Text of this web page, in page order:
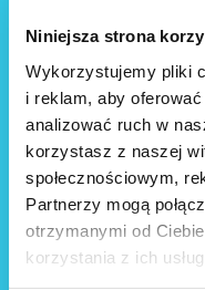
Niniejsza strona
Wykorzystujemy pliki
i reklam, aby
analizować ruch w
korzystasz z naszej
społecznościowym,
Partnerzy mogą
otrzymanymi od
korzystania z ich usług.